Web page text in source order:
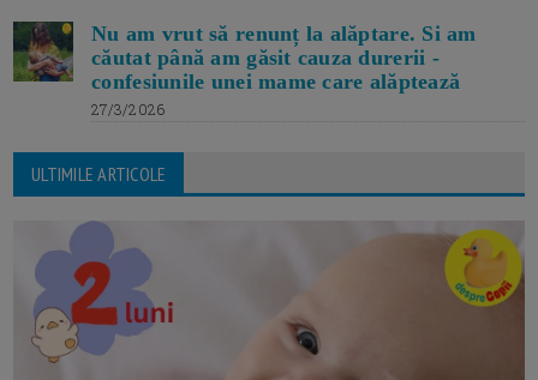
Nu am vrut să renunț la alăptare. Si am
căutat până am găsit cauza durerii -
confesiunile unei mame care alăptează
27/3/2026
ULTIMILE ARTICOLE